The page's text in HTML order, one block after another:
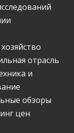
отрасль
и
обзоры
цен